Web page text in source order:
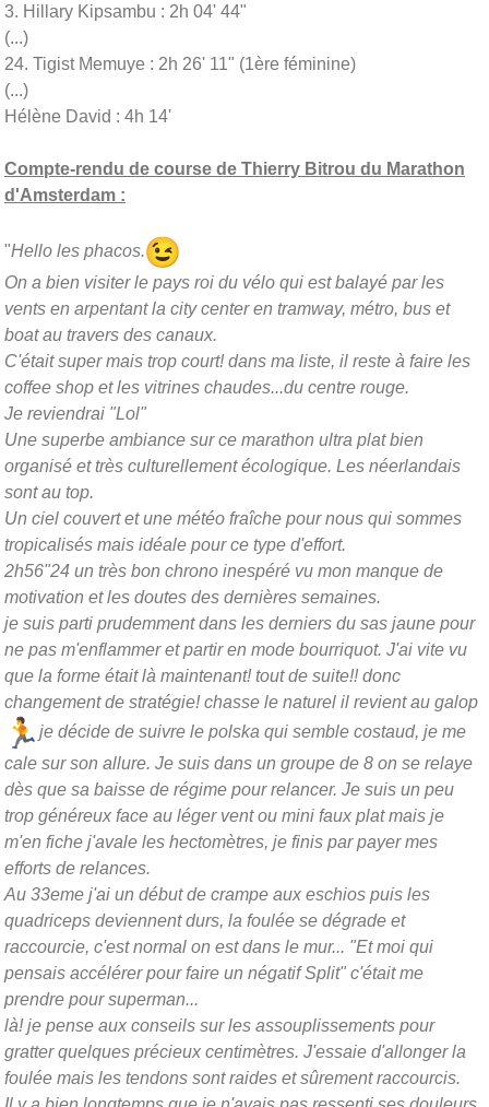
3. Hillary Kipsambu : 2h 04' 44"
(...)
24. Tigist Memuye : 2h 26' 11" (1ère féminine)
(...)
Hélène David : 4h 14'
Compte-rendu de course de Thierry Bitrou du Marathon
d'Amsterdam :
"Hello les phacos.
On a bien visiter le pays roi du vélo qui est balayé par les
vents en arpentant la city center en tramway, métro, bus et
boat au travers des canaux.
C'était super mais trop court! dans ma liste, il reste à faire les
coffee shop et les vitrines chaudes...du centre rouge.
Je reviendrai "Lol"
Une superbe ambiance sur ce marathon ultra plat bien
organisé et très culturellement écologique. Les néerlandais
sont au top.
Un ciel couvert et une météo fraîche pour nous qui sommes
tropicalisés mais idéale pour ce type d'effort.
2h56"24 un très bon chrono inespéré vu mon manque de
motivation et les doutes des dernières semaines.
je suis parti prudemment dans les derniers du sas jaune pour
ne pas m'enflammer et partir en mode bourriquot. J'ai vite vu
que la forme était là maintenant! tout de suite!! donc
changement de stratégie! chasse le naturel il revient au galop
je décide de suivre le polska qui semble costaud, je me
cale sur son allure. Je suis dans un groupe de 8 on se relaye
dès que sa baisse de régime pour relancer. Je suis un peu
trop généreux face au léger vent ou mini faux plat mais je
m'en fiche j'avale les hectomètres, je finis par payer mes
efforts de relances.
Au 33eme j'ai un début de crampe aux eschios puis les
quadriceps deviennent durs, la foulée se dégrade et
raccourcie, c'est normal on est dans le mur... "Et moi qui
pensais accélérer pour faire un négatif Split" c'était me
prendre pour superman...
là! je pense aux conseils sur les assouplissements pour
gratter quelques précieux centimètres. J'essaie d'allonger la
foulée mais les tendons sont raides et sûrement raccourcis.